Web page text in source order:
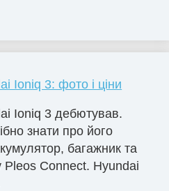
Ioniq 3: фото і ціни
Ioniq 3 дебютував.
знати про його
багажник та
Pleos Connect. Hyundai